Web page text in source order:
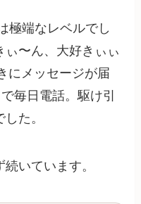
極端なレベルでし
ぃ〜ん、大好きぃぃ
にメッセージが届
毎日電話。駆け引
た。
いています。